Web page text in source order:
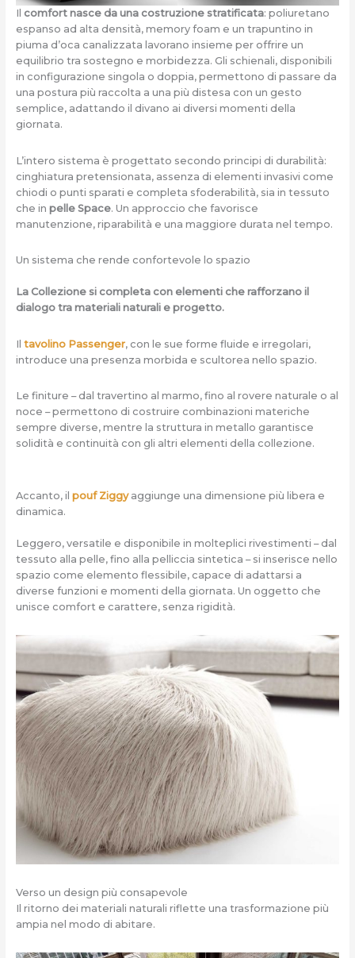
Il comfort nasce da una costruzione stratificata: poliuretano
espanso ad alta densità, memory foam e un trapuntino in
piuma d’oca canalizzata lavorano insieme per offrire un
equilibrio tra sostegno e morbidezza. Gli schienali, disponibili
in configurazione singola o doppia, permettono di passare da
una postura più raccolta a una più distesa con un gesto
semplice, adattando il divano ai diversi momenti della
giornata.
L’intero sistema è progettato secondo principi di durabilità:
cinghiatura pretensionata, assenza di elementi invasivi come
chiodi o punti sparati e completa sfoderabilità, sia in tessuto
che in pelle Space. Un approccio che favorisce
manutenzione, riparabilità e una maggiore durata nel tempo.
Un sistema che rende confortevole lo spazio
La Collezione si completa con elementi che rafforzano il
dialogo tra materiali naturali e progetto.
Il tavolino Passenger, con le sue forme fluide e irregolari,
introduce una presenza morbida e scultorea nello spazio.
Le finiture – dal travertino al marmo, fino al rovere naturale o al
noce – permettono di costruire combinazioni materiche
sempre diverse, mentre la struttura in metallo garantisce
solidità e continuità con gli altri elementi della collezione.
Accanto, il pouf Ziggyaggiunge una dimensione più libera e
dinamica.
Leggero, versatile e disponibile in molteplici rivestimenti – dal
tessuto alla pelle, fino alla pelliccia sintetica – si inserisce nello
spazio come elemento flessibile, capace di adattarsi a
diverse funzioni e momenti della giornata. Un oggetto che
unisce comfort e carattere, senza rigidità.
Verso un design più consapevole
Il ritorno dei materiali naturali riflette una trasformazione più
ampia nel modo di abitare.